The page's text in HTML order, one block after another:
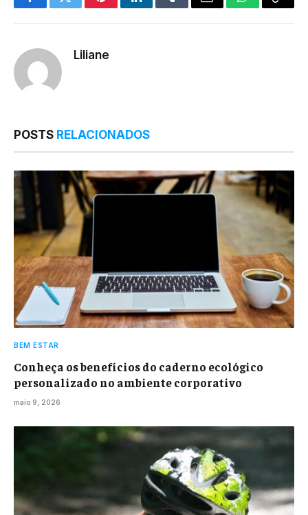
FacebookTwitterPinterestLinkedInTumblrEmail WhatsApp
Copy
Liliane
POSTS RELACIONADOS
BEM ESTAR
Conheça os benefícios do caderno ecológico
personalizado no ambiente corporativo
maio 9, 2026